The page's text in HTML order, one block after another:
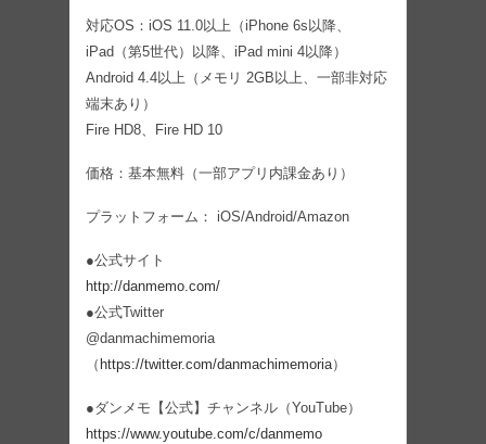
対応OS：iOS 11.0以上（iPhone 6s以降、
iPad（第5世代）以降、iPad mini 4以降）
Android 4.4以上（メモリ 2GB以上、一部非対応
端末あり）
Fire HD8、Fire HD 10
価格：基本無料（一部アプリ内課金あり）
プラットフォーム： iOS/Android/Amazon
●公式サイト
http://danmemo.com/
●公式Twitter
@danmachimemoria
（ https://twitter.com/danmachimemoria）
●ダンメモ【公式】チャンネル（YouTube）
https://www.youtube.com/c/danmemo